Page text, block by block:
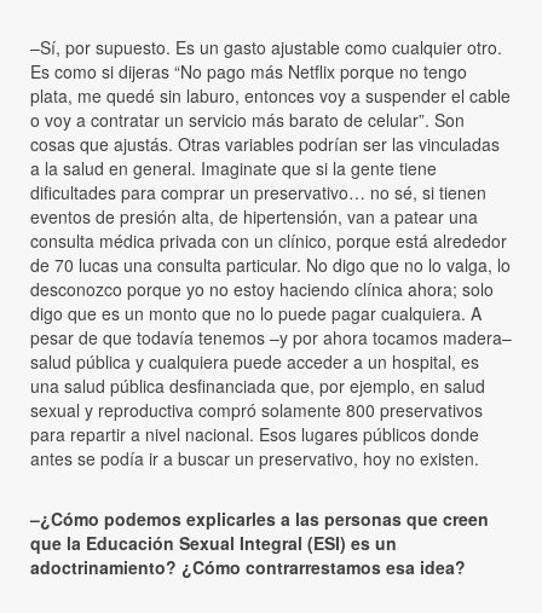
–Sí, por supuesto. Es un gasto ajustable como cualquier otro.
Es como si dijeras “No pago más Netflix porque no tengo
plata, me quedé sin laburo, entonces voy a suspender el cable
o voy a contratar un servicio más barato de celular”. Son
cosas que ajustás. Otras variables podrían ser las vinculadas
a la salud en general. Imaginate que si la gente tiene
dificultades para comprar un preservativo… no sé, si tienen
eventos de presión alta, de hipertensión, van a patear una
consulta médica privada con un clínico, porque está alrededor
de 70 lucas una consulta particular. No digo que no lo valga, lo
desconozco porque yo no estoy haciendo clínica ahora; solo
digo que es un monto que no lo puede pagar cualquiera. A
pesar de que todavía tenemos –y por ahora tocamos madera–
salud pública y cualquiera puede acceder a un hospital, es
una salud pública desfinanciada que, por ejemplo, en salud
sexual y reproductiva compró solamente 800 preservativos
para repartir a nivel nacional. Esos lugares públicos donde
antes se podía ir a buscar un preservativo, hoy no existen.
–¿Cómo podemos explicarles a las personas que creen
que la Educación Sexual Integral (ESI) es un
adoctrinamiento? ¿Cómo contrarrestamos esa idea?